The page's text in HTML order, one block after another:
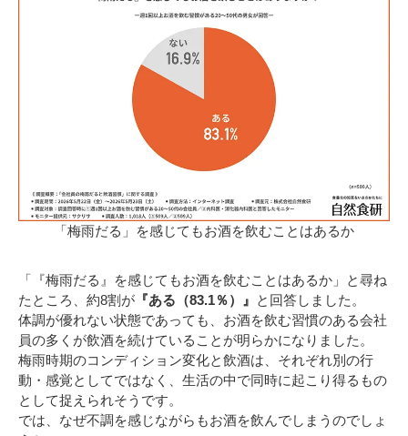
「梅雨だる」を感じてもお酒を飲むことはあるか
「『梅雨だる』を感じてもお酒を飲むことはあるか」と尋ね
たところ、約8割が 『ある（83.1％）』 と回答しました。
体調が優れない状態であっても、お酒を飲む習慣のある会社
員の多くが飲酒を続けていることが明らかになりました。
梅雨時期のコンディション変化と飲酒は、それぞれ別の行
動・感覚としてではなく、生活の中で同時に起こり得るもの
として捉えられそうです。
では、なぜ不調を感じながらもお酒を飲んでしまうのでしょ